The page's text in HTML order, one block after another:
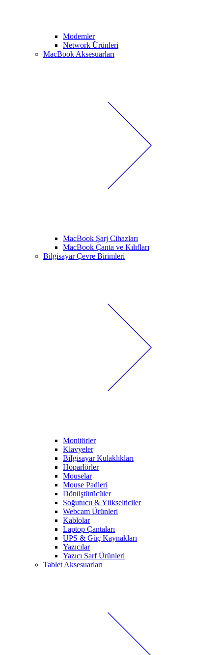
Modemler
Network Ürünleri
MacBook Aksesuarları
MacBook Şarj Cihazları
MacBook Çanta ve Kılıfları
Bilgisayar Çevre Birimleri
Monitörler
Klavyeler
BiIgisayar Kulaklıkları
Hoparlörler
Mouselar
Mouse Padleri
Dönüştürücüler
Soğutucu & Yükselticiler
Webcam Ürünleri
Kablolar
Laptop Çantaları
UPS & Güç Kaynakları
Yazıcılar
Yazıcı Sarf Ürünleri
Tablet Aksesuarları